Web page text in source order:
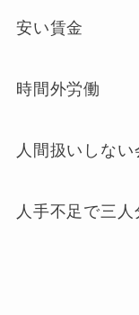
安い賃金
時間外労働
人間扱いしない
人手不足で三